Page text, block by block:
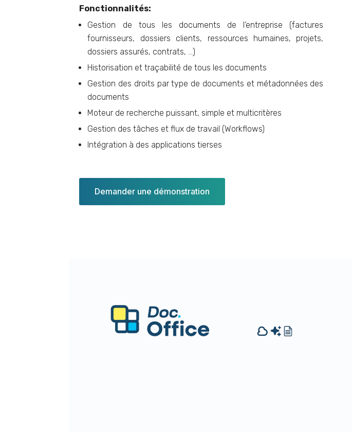
Fonctionnalités:
Gestion de tous les documents de l’entreprise (factures
fournisseurs, dossiers clients, ressources humaines, projets,
dossiers assurés, contrats, …)
Historisation et traçabilité de tous les documents
Gestion des droits par type de documents et métadonnées des
documents
Moteur de recherche puissant, simple et multicritères
Gestion des tâches et flux de travail (Workflows)
Intégration à des applications tierses
Demander une démonstration